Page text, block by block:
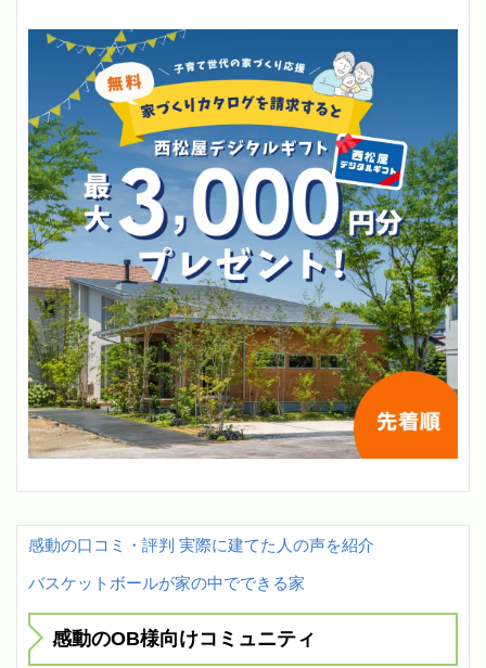
感動の口コミ・評判 実際に建てた人の声を紹介
バスケットボールが家の中でできる家
感動のOB様向けコミュニティ